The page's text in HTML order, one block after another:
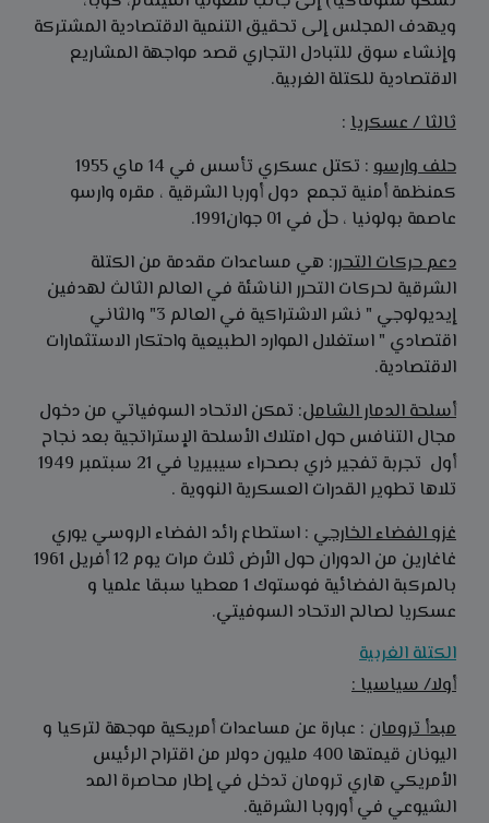
ويهدف المجلس إلى تحقيق التنمية الاقتصادية المشتركة
وإنشاء سوق للتبادل التجاري قصد مواجهة المشاريع
الاقتصادية للكتلة الغربية.
ثالثا / عسكريا :
حلف وارسو
: تكتل عسكري تأسس في 14 ماي 1955
كمنظمة أمنية تجمع دول أوربا الشرقية ، مقره وارسو
عاصمة بولونيا ، حلّ في 01 جوان1991.
دعم حركات التحرر: هي مساعدات مقدمة من الكتلة
الشرقية لحركات التحرر الناشئة في العالم الثالث لهدفين
إيديولوجي " نشر الاشتراكية في العالم 3" والثاني
اقتصادي " استغلال الموارد الطبيعية واحتكار الاستثمارات
الاقتصادية.
أسلحة الدمار الشامل: تمكن الاتحاد السوفياتي من دخول
مجال التنافس حول امتلاك الأسلحة الإستراتجية بعد نجاح
أول تجربة تفجير ذري بصحراء سيبيريا في 21 سبتمبر 1949
تلاها تطوير القدرات العسكرية النووية .
غزو الفضاء الخارجي : استطاع رائد الفضاء الروسي يوري
غاغارين من الدوران حول الأرض ثلاث مرات يوم 12 أفريل 1961
بالمركبة الفضائية فوستوك 1 معطيا سبقا علميا و
عسكريا لصالح الاتحاد السوفيتي.
الكتلة الغربية
أولا/ سياسيا :
مبدأ ترومان : عبارة عن مساعدات أمريكية موجهة لتركيا و
اليونان قيمتها 400 مليون دولار من اقتراح الرئيس
الأمريكي هاري ترومان تدخل في إطار محاصرة المد
الشيوعي في أوروبا الشرقية.